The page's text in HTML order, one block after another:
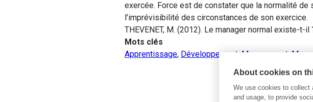
exercée. Force est de constater que la normalité
l’imprévisibilité des circonstances de son exercice.
THEVENET, M. (2012). Le manager normal existe-t-il
Mots clés
Apprentissage, Développement,Management,
About cookies on
We use cookies to collect
and usage, to provide